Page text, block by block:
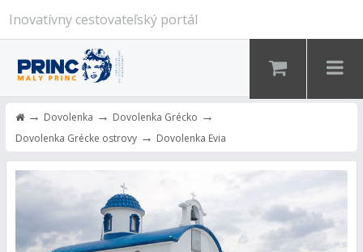
Inovatívny cestovateľský portál
→ Dovolenka → Dovolenka Grécko →
Dovolenka Grécke ostrovy→ Dovolenka Evia